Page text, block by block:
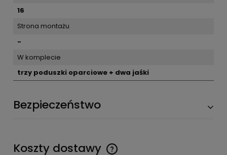
16
Strona montażu
-
W komplecie
trzy poduszki oparciowe + dwa jaśki
Bezpieczeństwo
Koszty dostawy